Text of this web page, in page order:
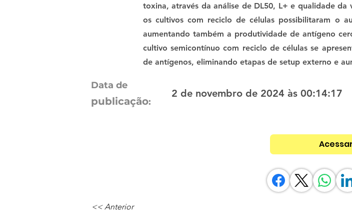
toxina, através da análise de DL50, L+ e qualidade
os cultivos com reciclo de células possibilitaram o
aumentando também a produtividade de antígeno
cultivo semicontínuo com reciclo de células se
de antígenos, eliminando etapas de setup externo e
Data de
publicação:
2 de novembro de 2024 às 00:14:17
<< Anterior